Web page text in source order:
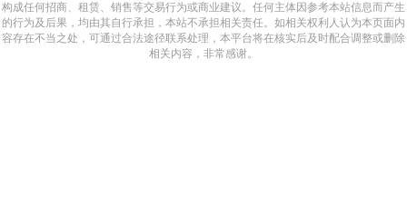
构成任何招商、租赁、销售等交易行为或商业建议。任何主体因参考本站信息而产生
的行为及后果，均由其自行承担，本站不承担相关责任。如相关权利人认为本页面内
容存在不当之处，可通过合法途径联系处理，本平台将在核实后及时配合调整或删除
相关内容，非常感谢。